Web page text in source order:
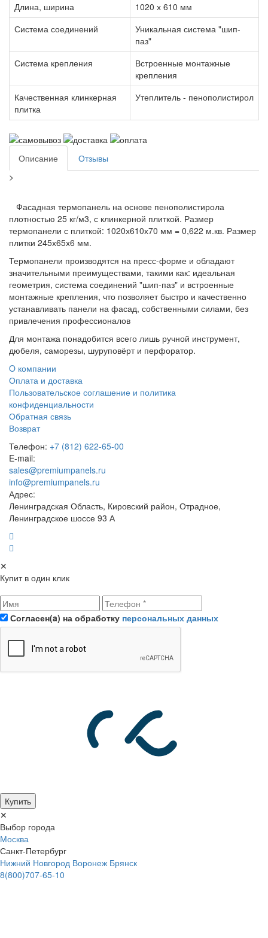
Длина, ширина
1020 х 610 мм
Система соединений
Уникальная система "шип-
паз"
Система крепления
Встроенные монтажные
крепления
Качественная клинкерная
плитка
Утеплитель - пенополистирол
Описание
Отзывы
>
Фасадная термопанель на основе пенополистирола
плотностью 25 кг/м3, с клинкерной плиткой. Размер
термопанели с плиткой: 1020х610х70 мм = 0,622 м.кв. Размер
плитки 245х65х6 мм.
Термопанели производятся на пресс-форме и обладают
значительными преимуществами, такими как: идеальная
геометрия, система соединений "шип-паз" и встроенные
монтажные крепления, что позволяет быстро и качественно
устанавливать панели на фасад, собственными силами, без
привлечения профессионалов
Для монтажа понадобится всего лишь ручной инструмент,
дюбеля, саморезы, шуруповёрт и перфоратор.
O компании
Оплата и доставка
Пользовательское соглашение и политика
конфиденциальности
Обратная связь
Возврат
Телефон: +7 (812) 622-65-00
E-mail:
sales@premiumpanels.ru
info@premiumpanels.ru
Адрес:
Ленинградская Область, Кировский район, Отрадное,
Ленинградское шоссе 93 А
✕
Купит в один клик
Согласен(a) на обработку персональных данных
Купить
✕
Выбор города
Москва
Санкт-Петербург
Нижний Новгород Воронеж Брянск
8(800)707-65-10